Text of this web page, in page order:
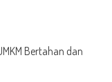
Bertahan dan